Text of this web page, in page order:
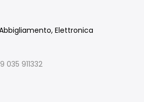
Elettronica
035 911332